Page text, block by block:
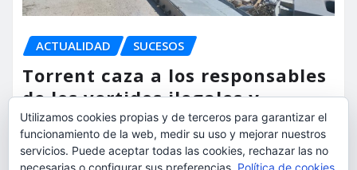
ACTUALIDAD SUCESOS
Torrent caza a los responsables
de los vertidos ilegales y
endurece las sanciones
torrent al dia Ago 7, 2026
Utilizamos cookies propias y de terceros para garantizar el
funcionamiento de la web, medir su uso y mejorar nuestros
servicios. Puede aceptar todas las cookies, rechazar las no
necesarias o configurar sus preferencias. Política de cookies